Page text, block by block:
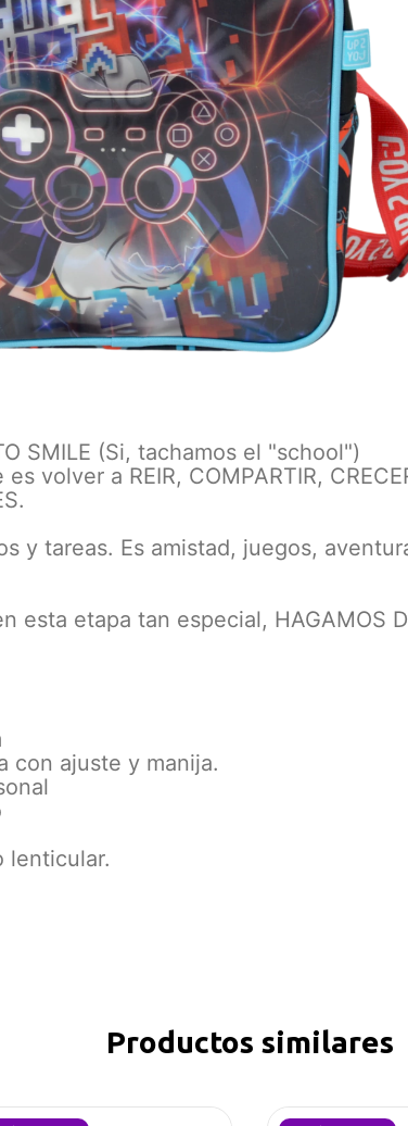
SMILE (Si, tachamos el "school")
volver a REIR, COMPARTIR,
y tareas. Es amistad, juegos,
esta etapa tan especial, HAGAMOS
con ajuste y manija.
lenticular.
Productos similares